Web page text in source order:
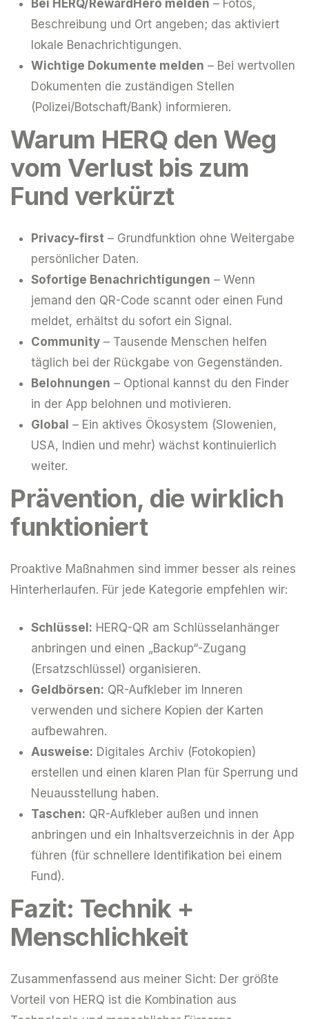
Bei HERQ/RewardHero melden – Fotos,
Beschreibung und Ort angeben; das aktiviert
lokale Benachrichtigungen.
Wichtige Dokumente melden – Bei wertvollen
Dokumenten die zuständigen Stellen
(Polizei/Botschaft/Bank) informieren.
Warum HERQ den Weg
vom Verlust bis zum
Fund verkürzt
Privacy-first – Grundfunktion ohne Weitergabe
persönlicher Daten.
Sofortige Benachrichtigungen – Wenn
jemand den QR-Code scannt oder einen Fund
meldet, erhältst du sofort ein Signal.
Community – Tausende Menschen helfen
täglich bei der Rückgabe von Gegenständen.
Belohnungen – Optional kannst du den Finder
in der App belohnen und motivieren.
Global – Ein aktives Ökosystem (Slowenien,
USA, Indien und mehr) wächst kontinuierlich
weiter.
Prävention, die wirklich
funktioniert
Proaktive Maßnahmen sind immer besser als reines
Hinterherlaufen. Für jede Kategorie empfehlen wir:
Schlüssel: HERQ-QR am Schlüsselanhänger
anbringen und einen „Backup“-Zugang
(Ersatzschlüssel) organisieren.
Geldbörsen: QR-Aufkleber im Inneren
verwenden und sichere Kopien der Karten
aufbewahren.
Ausweise: Digitales Archiv (Fotokopien)
erstellen und einen klaren Plan für Sperrung und
Neuausstellung haben.
Taschen: QR-Aufkleber außen und innen
anbringen und ein Inhaltsverzeichnis in der App
führen (für schnellere Identifikation bei einem
Fund).
Fazit: Technik +
Menschlichkeit
Zusammenfassend aus meiner Sicht: Der größte
Vorteil von HERQ ist die Kombination aus